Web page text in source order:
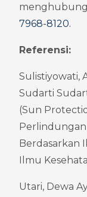
7968-8120.
Referensi:
Sulistiyowati,
Sudarti
(Sun
Perlindungan
Berdasarkan
Ilmu
Utari, Dewa